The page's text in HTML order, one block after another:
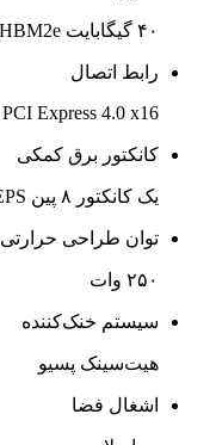
۴۰ گیگابایت HBM2e
رابط اتصال
PCI Express 4.0 x16
کانکتور برق کمکی
یک کانکتور ۸ پین EPS
توان طراحی حرارتی
۲۵۰ وات
سیستم خنک‌کننده
هیت‌سینک پسیو
اشغال فضا